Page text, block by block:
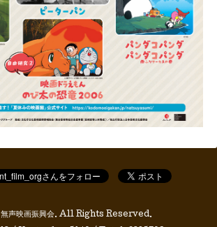
無声映画振興会. All Rights Reserved.